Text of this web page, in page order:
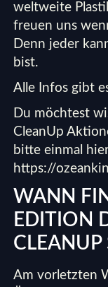
weltweite
freuen uns
Denn jeder
bist.
Alle Infos gibt
Du möchtest
CleanUp
bitte einmal
https://
WANN
EDITION
CLEANUP
Am vorletzten